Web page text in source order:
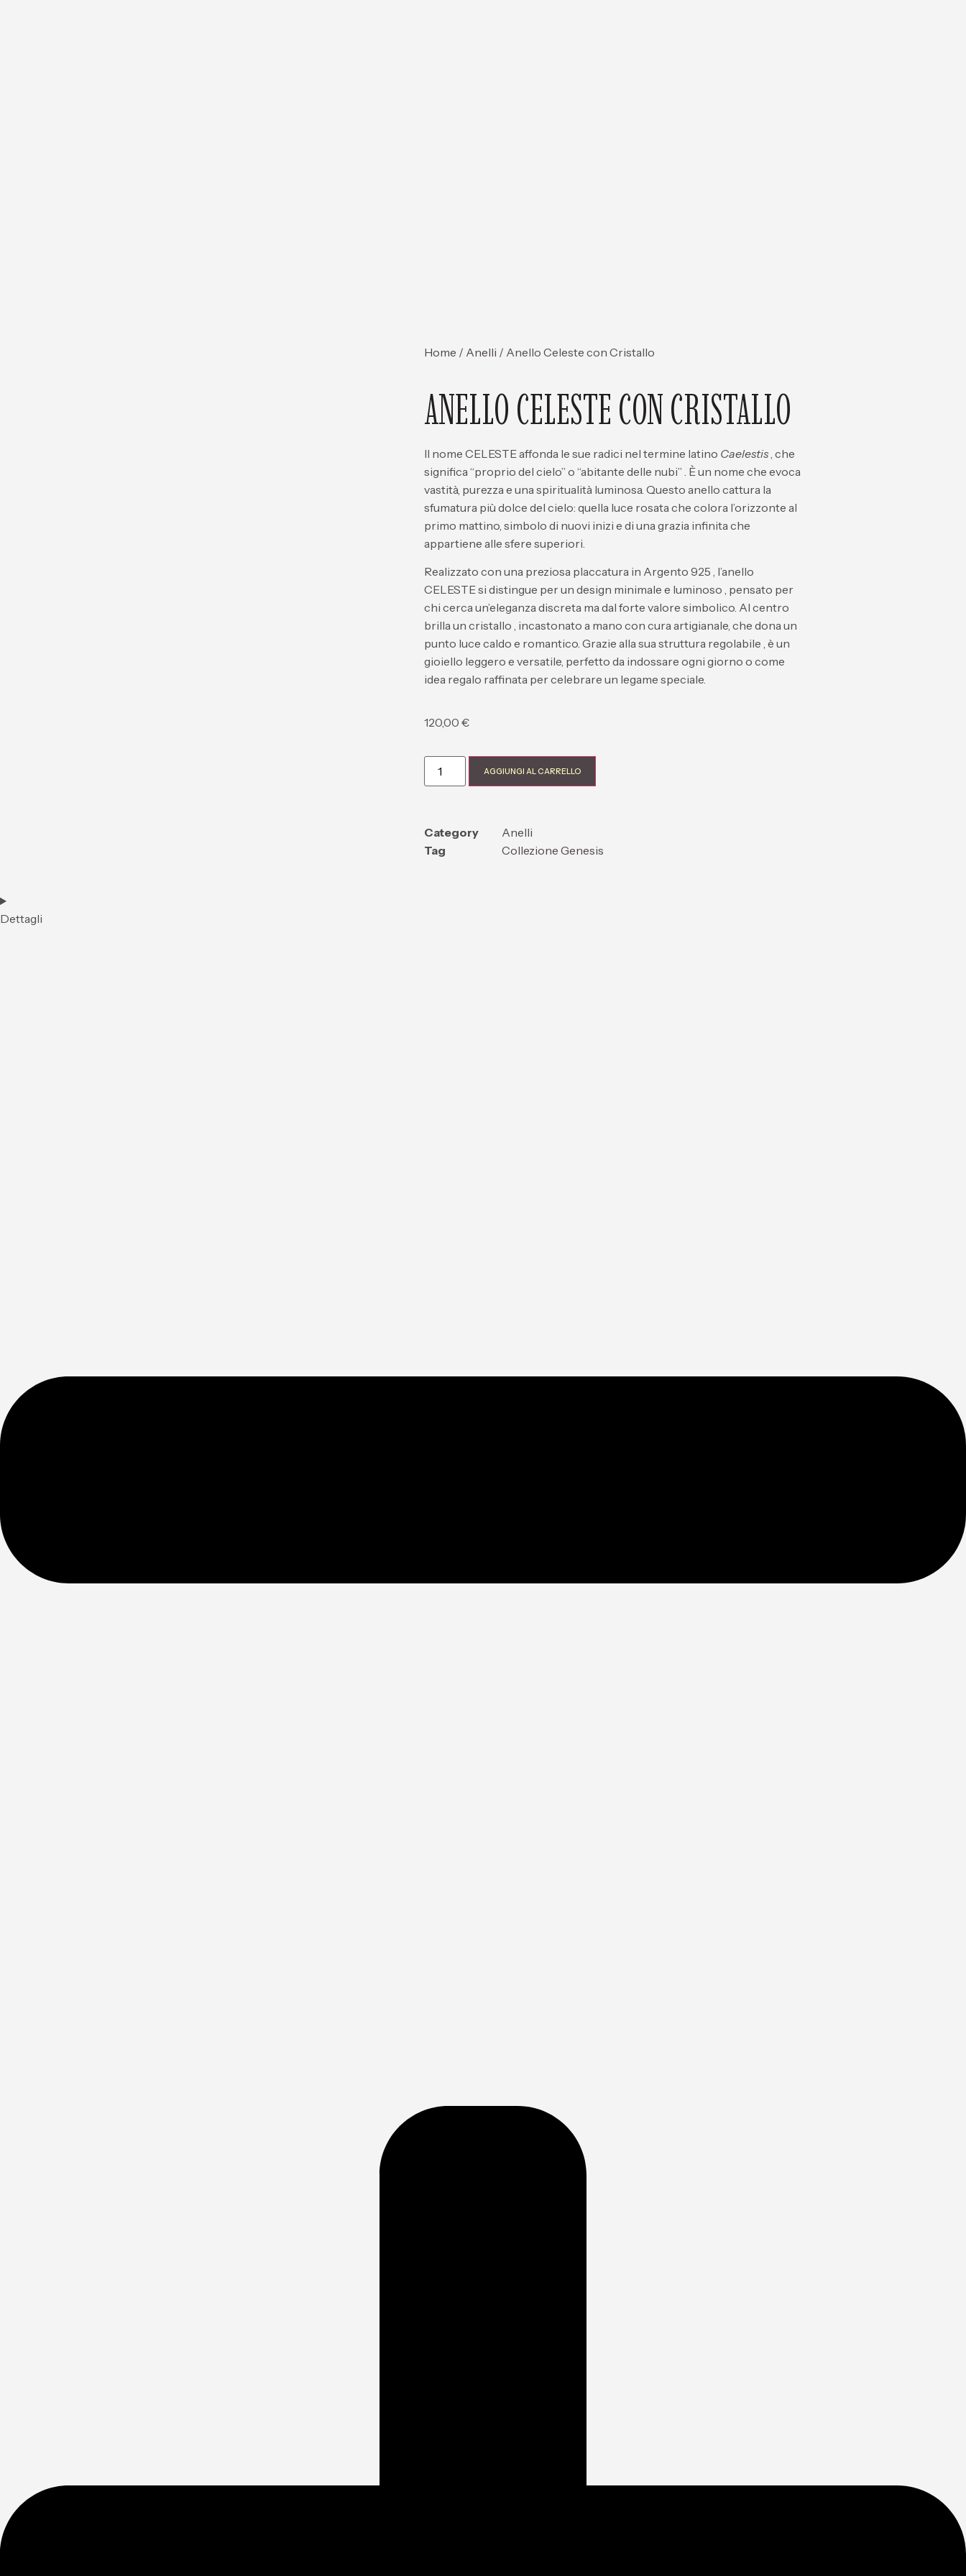
Home / Anelli / Anello Celeste con Cristallo
ANELLO CELESTE CON CRISTALLO
Il nome CELESTEaffonda le sue radici nel termine latino Caelestis, che
significa“proprio del cielo” o “abitante delle nubi” . È un nome che evoca
vastità, purezza e una spiritualità luminosa. Questo anello cattura la
sfumatura più dolce del cielo: quella luce rosata che colora l’orizzonte al
primo mattino, simbolo di nuovi inizi e di una grazia infinita che
appartiene alle sfere superiori.
Realizzato con una preziosa placcatura in Argento 925 , l’anello
CELESTEsi distingue per un design minimale e luminoso , pensato per
chi cerca un’eleganza discreta ma dal forte valore simbolico. Al centro
brilla un cristallo , incastonato a mano con cura artigianale, che dona un
punto luce caldo e romantico. Grazie alla sua struttura regolabile , è un
gioiello leggero e versatile, perfetto da indossare ogni giorno o come
idea regalo raffinata per celebrare un legame speciale.
120,00 €
AGGIUNGI AL CARRELLO
Category
Anelli
Tag
Collezione Genesis
Dettagli